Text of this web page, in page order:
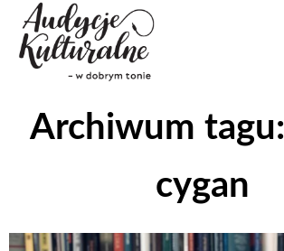
Archiwum tagu:
cygan
Odtwarzacz